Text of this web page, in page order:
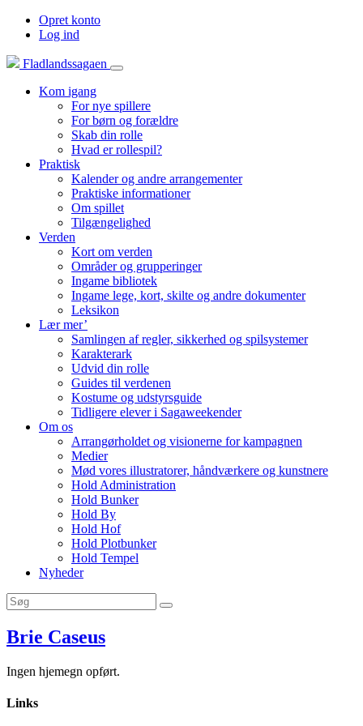
Opret konto
Log ind
Fladlandssagaen
Kom igang
For nye spillere
For børn og forældre
Skab din rolle
Hvad er rollespil?
Praktisk
Kalender og andre arrangementer
Praktiske informationer
Om spillet
Tilgængelighed
Verden
Kort om verden
Områder og grupperinger
Ingame bibliotek
Ingame lege, kort, skilte og andre dokumenter
Leksikon
Lær mer’
Samlingen af regler, sikkerhed og spilsystemer
Karakterark
Udvid din rolle
Guides til verdenen
Kostume og udstyrsguide
Tidligere elever i Sagaweekender
Om os
Arrangørholdet og visionerne for kampagnen
Medier
Mød vores illustratorer, håndværkere og kunstnere
Hold Administration
Hold Bunker
Hold By
Hold Hof
Hold Plotbunker
Hold Tempel
Nyheder
Brie Caseus
Ingen hjemegn opført.
Links